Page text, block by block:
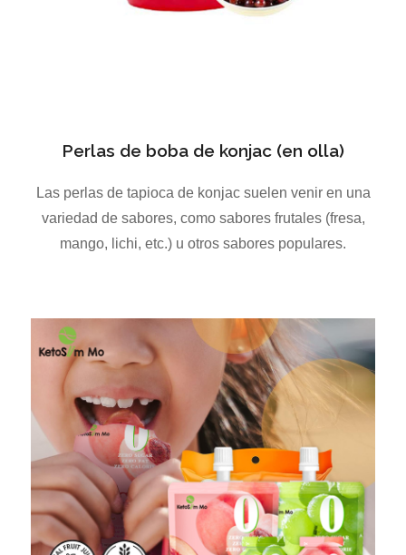
Perlas de boba de konjac (en olla)
Las perlas de tapioca de konjac suelen venir en una
variedad de sabores, como sabores frutales (fresa,
mango, lichi, etc.) u otros sabores populares.